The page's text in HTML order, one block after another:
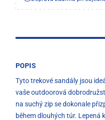
POPIS
Tyto trekové sandály jsou
vaše outdoorová
na suchý zip se dokonale
během dlouhých túr. Lepená